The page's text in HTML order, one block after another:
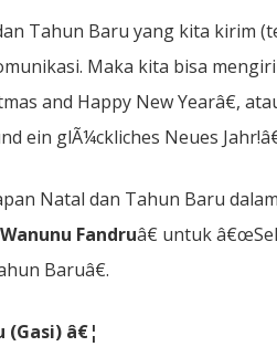
Tahun Baru yang kita kirim
Maka kita bisa
and Happy New Yearâ€,
ein glÃ¼ckliches Neues
Natal dan Tahun Baru
Fandruâ€ untuk
Baruâ€.
(Gasi) â€¦